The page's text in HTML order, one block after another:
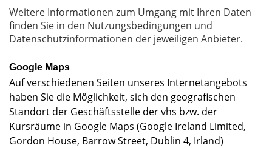
Weitere Informationen zum Umgang mit Ihren Daten
finden Sie in den Nutzungsbedingungen und
Datenschutzinformationen der jeweiligen Anbieter.
Google Maps
Auf verschiedenen Seiten unseres Internetangebots
haben Sie die Möglichkeit, sich den geografischen
Standort der Geschäftsstelle der vhs bzw. der
Kursräume in Google Maps (Google Ireland Limited,
Gordon House, Barrow Street, Dublin 4, Irland)